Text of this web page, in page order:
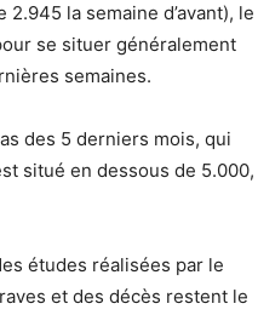
la semaine d’avant), le
se situer généralement
semaines.
des 5 derniers mois, qui
situé en dessous de 5.000,
études réalisées par le
et des décès restent le